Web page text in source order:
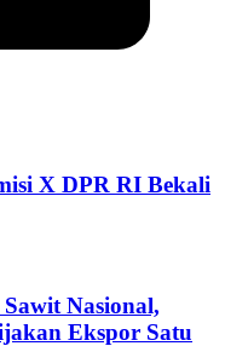
X DPR RI Bekali
Nasional,
Ekspor Satu